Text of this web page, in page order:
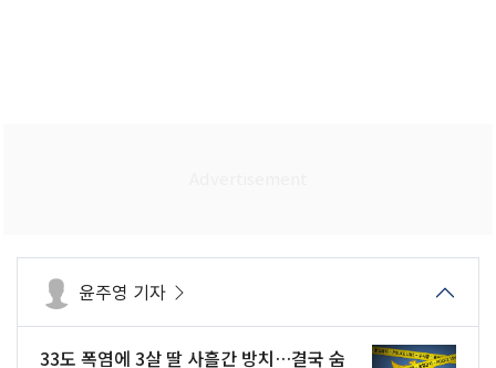
윤주영 기자
33도 폭염에 3살 딸 사흘간 방치…결국 숨